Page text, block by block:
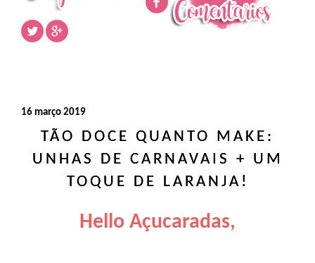
16 março 2019
TÃO DOCE QUANTO MAKE:
UNHAS DE CARNAVAIS + UM
TOQUE DE LARANJA!
Hello Açucaradas,